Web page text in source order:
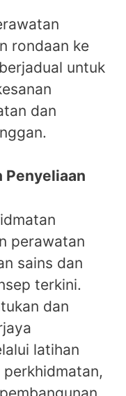
rondaan ke
untuk
dan
Penyeliaan
perawatan
sains dan
terkini.
dan
latihan